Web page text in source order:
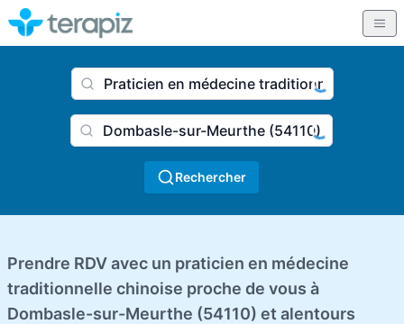
Nom du praticien, profession
Ville
Rechercher
Prendre RDV avec un praticien en médecine
traditionnelle chinoise proche de vous à
Dombasle-sur-Meurthe (54110) et alentours